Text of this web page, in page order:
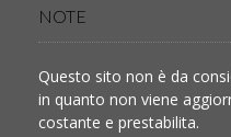
NOTE
Questo sito non è da
in quanto non viene
costante e prestabilita.